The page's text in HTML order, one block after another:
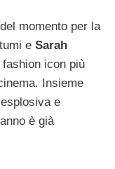
momento per la
e Sarah
icon più
Insieme
e
è già